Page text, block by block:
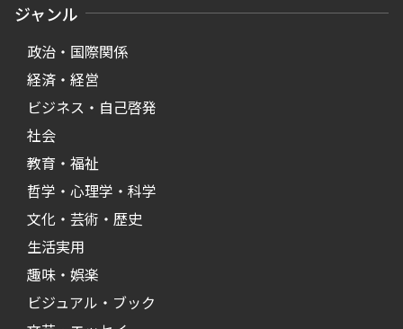
ジャンル
政治・国際関係
経済・経営
ビジネス・自己啓発
社会
教育・福祉
哲学・心理学・科学
文化・芸術・歴史
生活実用
趣味・娯楽
ビジュアル・ブック